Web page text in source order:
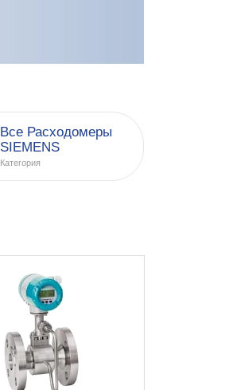
Все Расходомеры
SIEMENS
Категория